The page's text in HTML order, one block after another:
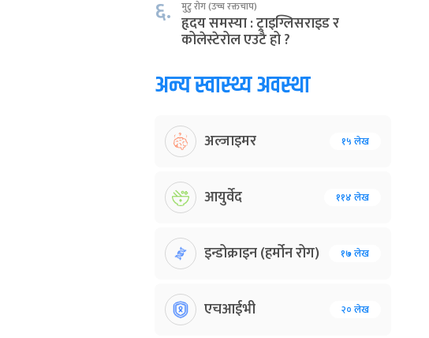
६. मुटु रोग (उच्च रक्तचाप)
हृदय समस्या : ट्राइग्लिसराइड र
कोलेस्टेरोल एउटै हो ?
अन्य स्वास्थ्य अवस्था
अल्जाइमर १५ लेख
आयुर्वेद ११४ लेख
इन्डोक्राइन (हर्मोन रोग) १७ लेख
एचआईभी २० लेख